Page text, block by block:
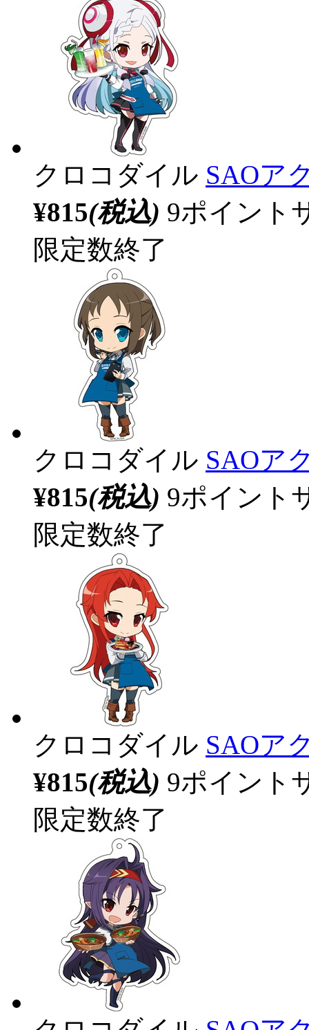
クロコダイル SAOア
¥815(税込) 9ポイント
限定数終了
クロコダイル SAOア
¥815(税込) 9ポイント
限定数終了
クロコダイル SAOア
¥815(税込) 9ポイント
限定数終了